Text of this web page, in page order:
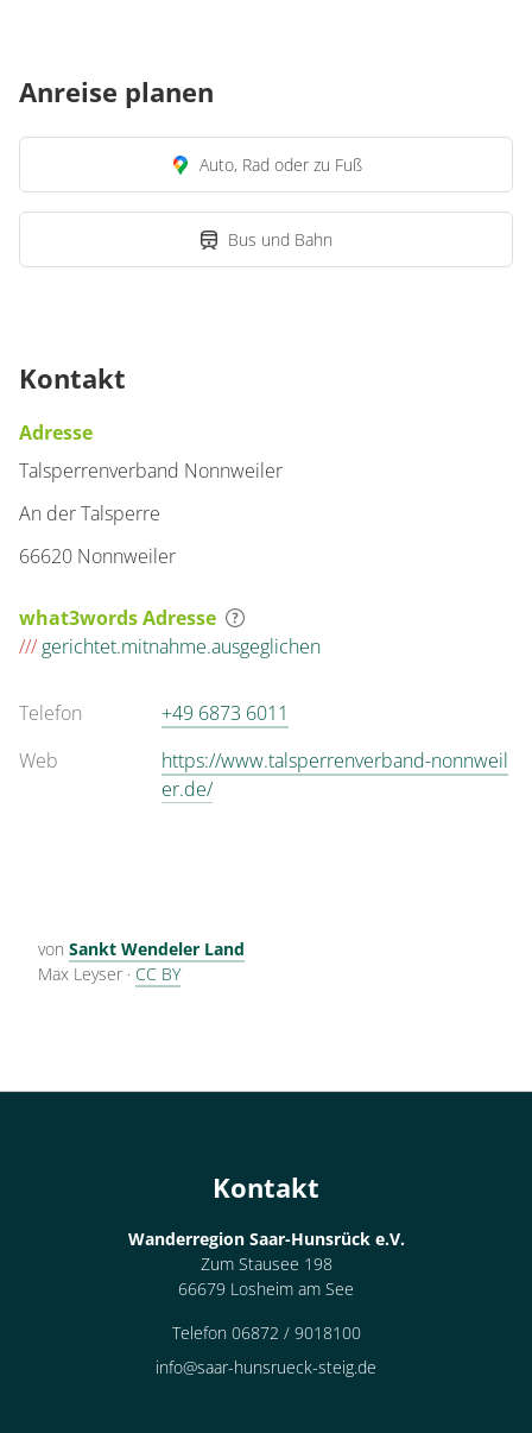
Anreise planen
Auto, Rad oder zu Fuß
Bus und Bahn
Kontakt
Adresse
Talsperrenverband Nonnweiler
An der Talsperre
66620 Nonnweiler
what3words Adresse
/// gerichtet.mitnahme.ausgeglichen
Telefon
+49 6873 6011
Web
https://www.talsperrenverband-nonnweil
er.de/
von Sankt Wendeler Land
Max Leyser · CC BY
Kontakt
Wanderregion Saar-Hunsrück e.V.
Zum Stausee 198
66679 Losheim am See
Telefon 06872 / 9018100
info@saar-hunsrueck-steig.de